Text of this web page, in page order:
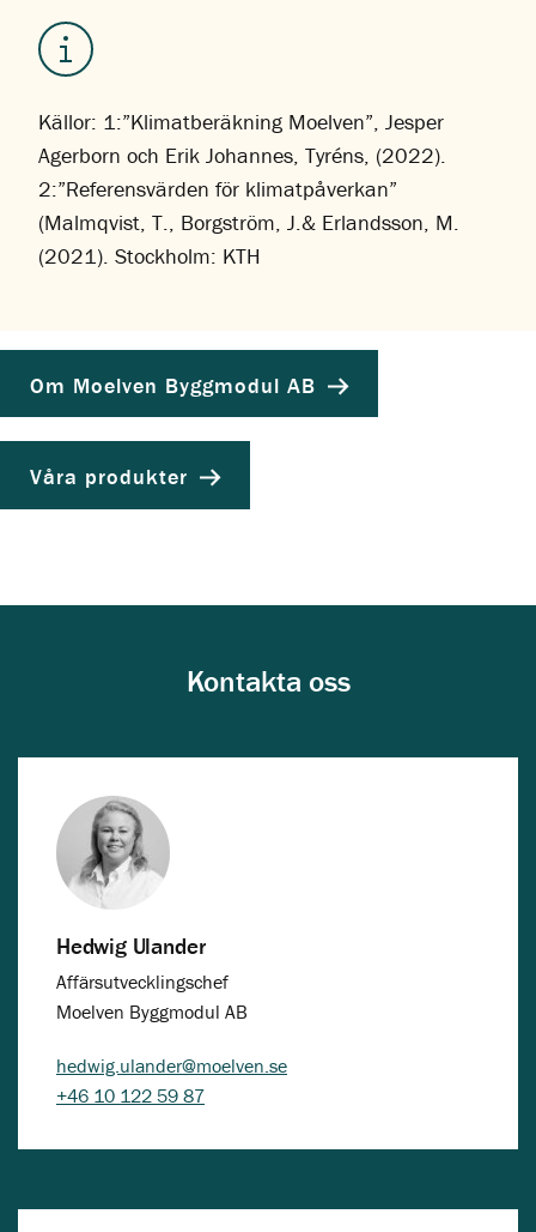
Källor: 1:”Klimatberäkning Moelven”, Jesper
Agerborn och Erik Johannes, Tyréns, (2022).
2:”Referensvärden för klimatpåverkan”
(Malmqvist, T., Borgström, J.& Erlandsson, M.
(2021). Stockholm: KTH
Om Moelven Byggmodul AB
Våra produkter
Kontakta oss
Hedwig Ulander
Affärsutvecklingschef
Moelven Byggmodul AB
hedwig.ulander@moelven.se
+46 10 122 59 87